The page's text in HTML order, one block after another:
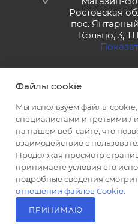
Ростовская
пос.
Кольцо, 3,
2026 © Полиграф
Файлы cookie
Мы используем файлы
специалистами и третьими
на нашем веб-сайте, что
взаимодействие с
Продолжая просмотр
принимаете условия его
подробные сведения
отношении файлов Cookie
ПРИНИМАЮ